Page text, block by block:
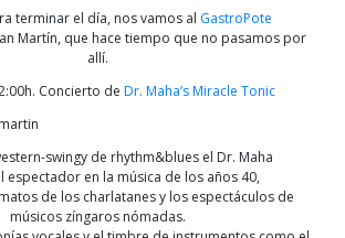
terminar el día, nos vamos al GastroPote
Martín, que hace tiempo que no pasamos por
allí.
Concierto de Dr. Maha’s Miracle Tonic
swingy de rhythm&blues el Dr. Maha
espectador en la música de los años 40,
de los charlatanes y los espectáculos de
músicos zíngaros nómadas.